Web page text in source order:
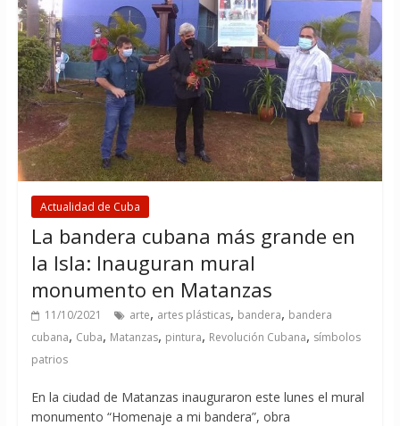
Actualidad de Cuba
La bandera cubana más grande en
la Isla: Inauguran mural
monumento en Matanzas
11/10/2021 arte, artes plásticas, bandera, bandera
cubana, Cuba, Matanzas, pintura, Revolución Cubana, símbolos
patrios
En la ciudad de Matanzas inauguraron este lunes el mural
monumento “Homenaje a mi bandera”, obra